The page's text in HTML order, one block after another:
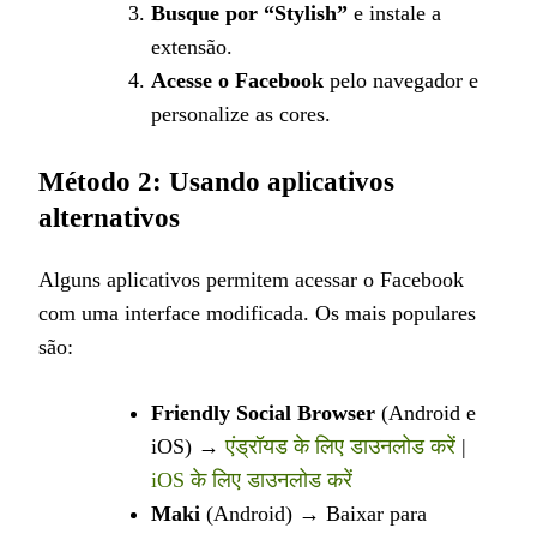
Busque por “Stylish” e instale a
extensão.
Acesse o Facebook pelo navegador e
personalize as cores.
Método 2: Usando aplicativos
alternativos
Alguns aplicativos permitem acessar o Facebook
com uma interface modificada. Os mais populares
são:
Friendly Social Browser (Android e
iOS) →एंड्रॉयड के लिए डाउनलोड करें |
iOS के लिए डाउनलोड करें
Maki (Android) → Baixar para